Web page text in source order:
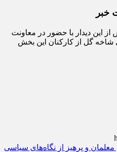
خبر
این دیدار با حضور در معاونت
شاخه گل از کارکنان این بخش
و پرهیز از نگاه‌های سیاسی